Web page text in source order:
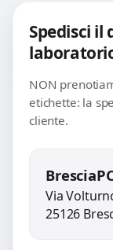
Spedisci il
NON
etichette: la
cliente.
Via
25126